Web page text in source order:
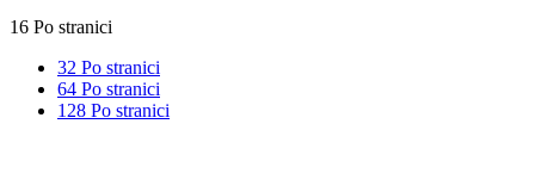
16 Po stranici
32 Po stranici
64 Po stranici
128 Po stranici